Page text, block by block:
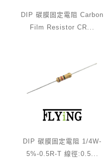
DIP 碳膜固定電阻 Carbon
Film Resistor CR...
DIP 碳膜固定電阻 1/4W-
5%-0.5R-T 線徑:0.5...